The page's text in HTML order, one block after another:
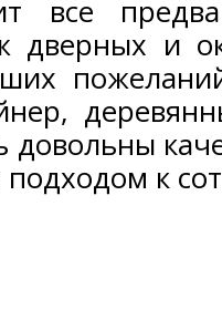
все
дверных и
довольны
к